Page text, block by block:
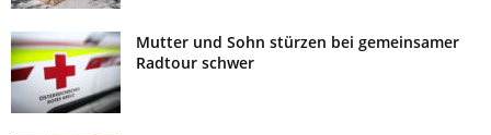
Mutter und Sohn stürzen bei gemeinsamer
Radtour schwer